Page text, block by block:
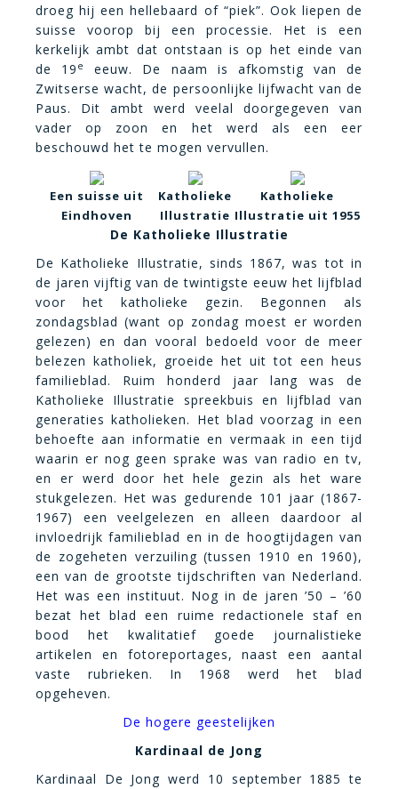
droeg hij een hellebaard of “piek”. Ook liepen de
suisse voorop bij een processie. Het is een
kerkelijk ambt dat ontstaan is op het einde van
de 19 e
eeuw. De naam is afkomstig van de
Zwitserse wacht, de persoonlijke lijfwacht van de
Paus. Dit ambt werd veelal doorgegeven van
vader op zoon en het werd als een eer
beschouwd het te mogen vervullen.
Een suisse uit
Eindhoven
Katholieke
Illustratie
Katholieke
Illustratie uit 1955
De Katholieke Illustratie
De Katholieke Illustratie, sinds 1867, was tot in
de jaren vijftig van de twintigste eeuw het lijfblad
voor het katholieke gezin. Begonnen als
zondagsblad (want op zondag moest er worden
gelezen) en dan vooral bedoeld voor de meer
belezen katholiek, groeide het uit tot een heus
familieblad. Ruim honderd jaar lang was de
Katholieke Illustratie spreekbuis en lijfblad van
generaties katholieken. Het blad voorzag in een
behoefte aan informatie en vermaak in een tijd
waarin er nog geen sprake was van radio en tv,
en er werd door het hele gezin als het ware
stukgelezen. Het was gedurende 101 jaar (1867-
1967) een veelgelezen en alleen daardoor al
invloedrijk familieblad en in de hoogtijdagen van
de zogeheten verzuiling (tussen 1910 en 1960),
een van de grootste tijdschriften van Nederland.
Het was een instituut. Nog in de jaren ’50 – ’60
bezat het blad een ruime redactionele staf en
bood het kwalitatief goede journalistieke
artikelen en fotoreportages, naast een aantal
vaste rubrieken. In 1968 werd het blad
opgeheven.
De hogere geestelijken
Kardinaal de Jong
Kardinaal De Jong werd 10 september 1885 te